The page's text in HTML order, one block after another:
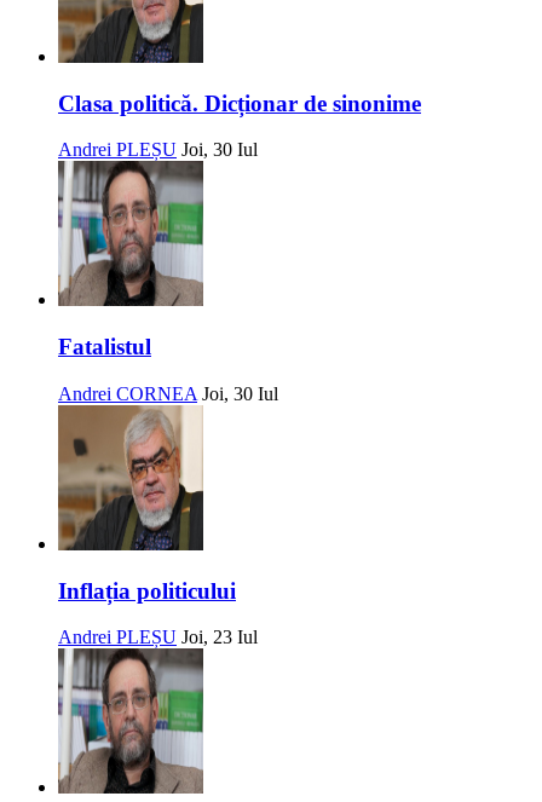
Clasa politică. Dicționar de sinonime
Andrei PLEȘU Joi, 30 Iul
Fatalistul
Andrei CORNEA Joi, 30 Iul
Inflația politicului
Andrei PLEȘU Joi, 23 Iul